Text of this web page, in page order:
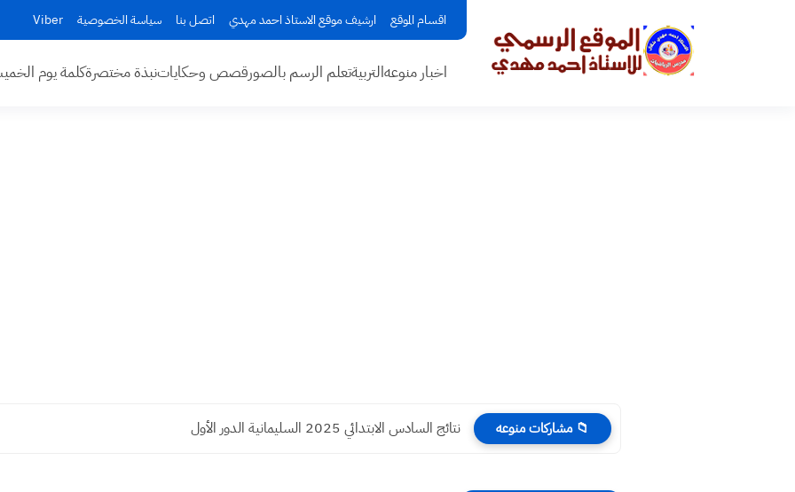
اقسام الموقع ارشيف موقع الاستاذ احمد مهدي اتصل بنا سياسة الخصوصية Viber
اخبار منوعهالتربيةتعلم الرسم بالصورقصص وحكاياتنبذة مختصرةكلمة يوم
📁 مشاركات منوعه نتائج السادس الابتدائي 2025 السليمانية الدور الأول